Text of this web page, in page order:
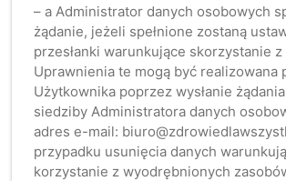
– a Administrator danych osobowych
żądanie, jeżeli spełnione zostaną
przesłanki warunkujące skorzystanie z
Uprawnienia te mogą być realizowana
Użytkownika poprzez wysłanie
siedziby Administratora danych
adres e-mail:
przypadku usunięcia danych
korzystanie z wyodrębnionych